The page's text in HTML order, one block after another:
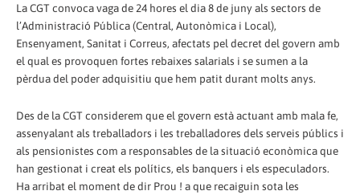
La CGT convoca vaga de 24 hores el dia 8 de juny als sectors de
l’Administració Pública (Central, Autonòmica i Local),
Ensenyament, Sanitat i Correus, afectats pel decret del govern amb
el qual es provoquen fortes rebaixes salarials i se sumen a la
pèrdua del poder adquisitiu que hem patit durant molts anys.
Des de la CGT considerem que el govern està actuant amb mala fe,
assenyalant als treballadors i les treballadores dels serveis públics i
als pensionistes com a responsables de la situació econòmica que
han gestionat i creat els polítics, els banquers i els especuladors.
Ha arribat el moment de dir Prou ! a que recaiguin sota les